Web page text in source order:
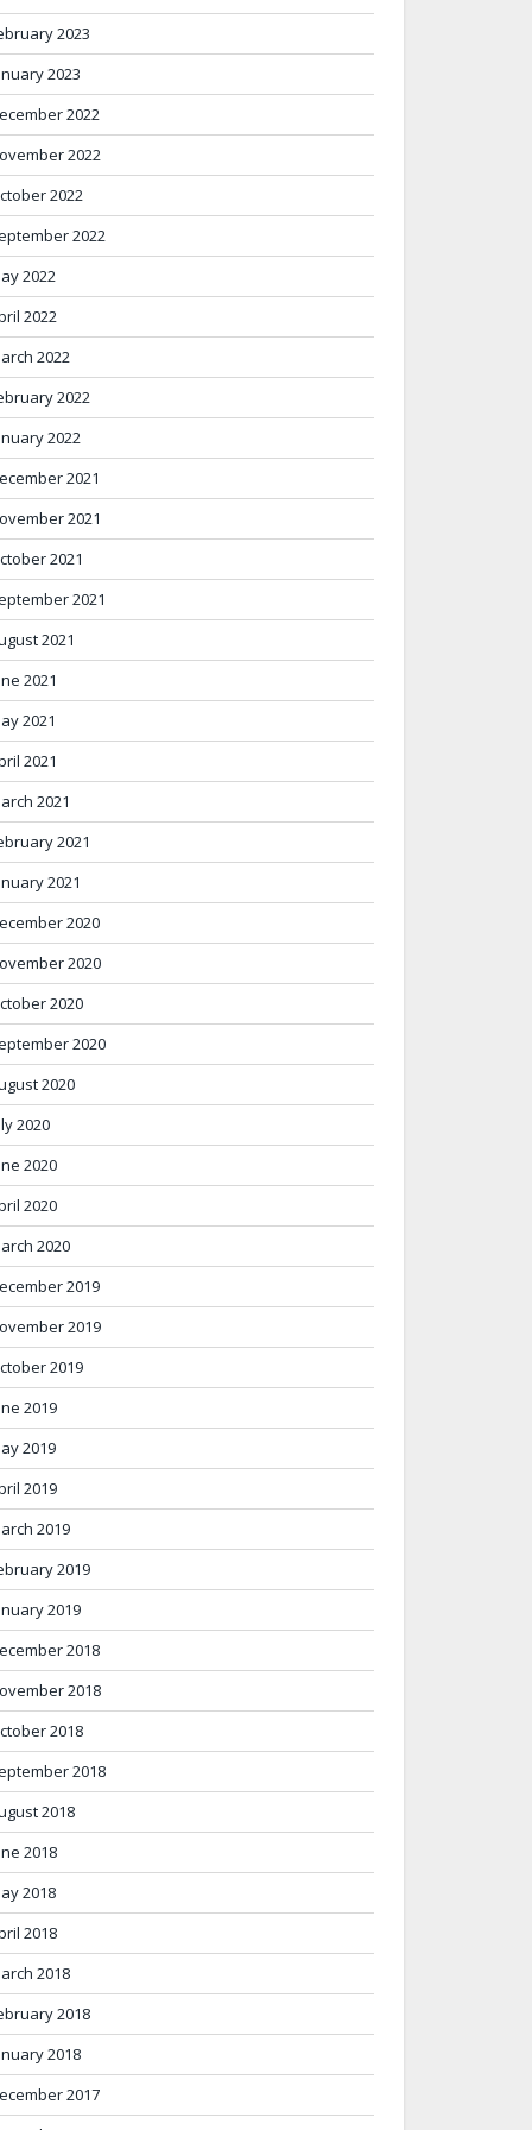
2023
2023
2022
2022
2022
2022
2022
2022
2022
2022
2022
2021
2021
2021
2021
2021
2021
2021
2021
2021
2021
2021
2020
2020
2020
2020
2020
2020
2020
2020
2020
2019
2019
2019
2019
2019
2019
2019
2019
2019
2018
2018
2018
2018
2018
2018
2018
2018
2018
2018
2018
2017